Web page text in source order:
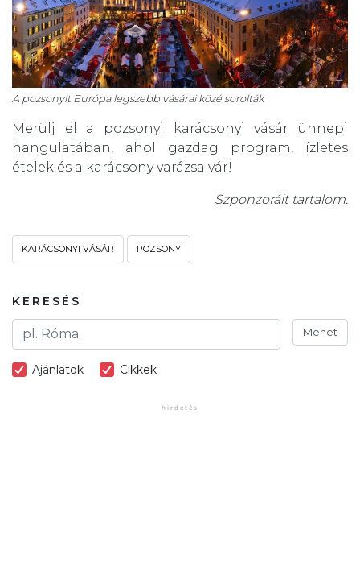
A pozsonyit Európa legszebb vásárai közé sorolták
Merülj el a pozsonyi karácsonyi vásár ünnepi
hangulatában, ahol gazdag program, ízletes
ételek és a karácsony varázsa vár!
Szponzorált tartalom.
KARÁCSONYI VÁSÁR POZSONY
KERESÉS
Mehet
Ajánlatok Cikkek